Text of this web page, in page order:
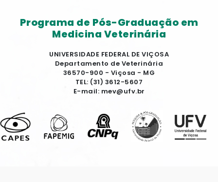
Programa de Pós-Graduação em
Medicina Veterinária
UNIVERSIDADE FEDERAL DE VIÇOSA
Departamento de Veterinária
36570-900 - Viçosa - MG
TEL: (31) 3612-5607
E-mail: mev@ufv.br